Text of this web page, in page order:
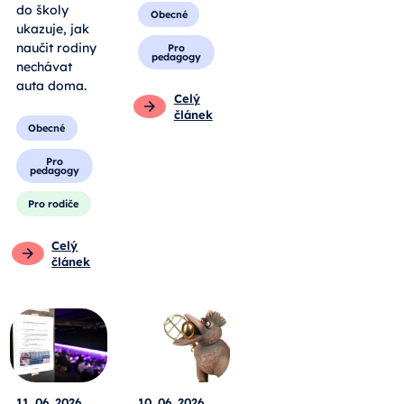
do školy
ukazuje, jak
naučit rodiny
nechávat
auta doma.
Obecné
Pro
pedagogy
Pro rodiče
Celý
článek
Obecné
Pro
pedagogy
Celý
článek